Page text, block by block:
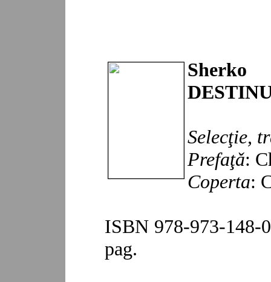
Selecţie,
Prefaţǎ:
Coperta:
ISBN 978-973-148-
pag.